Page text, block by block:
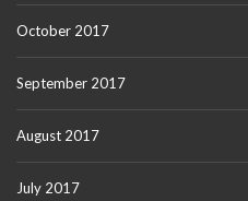
October 2017
September 2017
August 2017
July 2017